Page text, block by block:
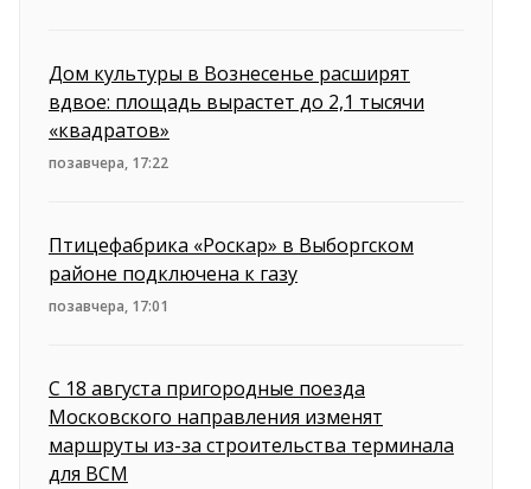
Дом культуры в Вознесенье расширят
вдвое: площадь вырастет до 2,1 тысячи
«квадратов»
позавчера, 17:22
Птицефабрика «Роскар» в Выборгском
районе подключена к газу
позавчера, 17:01
С 18 августа пригородные поезда
Московского направления изменят
маршруты из-за строительства терминала
для ВСМ